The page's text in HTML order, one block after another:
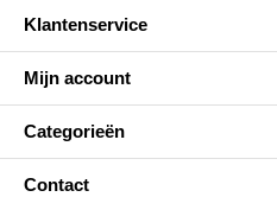
Klantenservice
Mijn account
Categorieën
Contact